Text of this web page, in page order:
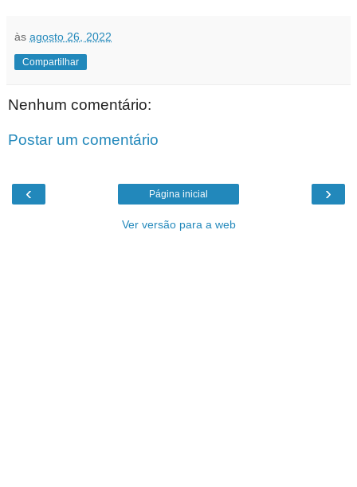
às agosto 26, 2022
Compartilhar
Nenhum comentário:
Postar um comentário
‹ ›
Página inicial
Ver versão para a web